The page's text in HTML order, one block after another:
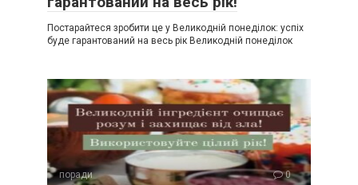
Постарайтеся зробити це у Великодній понеділок: успіх
буде гарантований на весь рік Великодній понеділок
поради 0